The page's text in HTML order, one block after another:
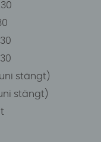
stängt)
stängt)